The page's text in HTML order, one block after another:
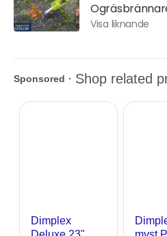
Visa liknande